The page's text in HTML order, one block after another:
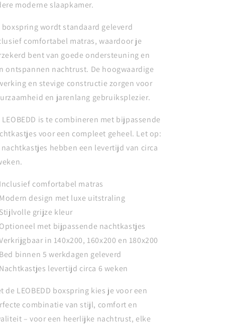
moderne slaapkamer.
boxspring wordt standaard geleverd
comfortabel matras, waardoor je
bent van goede ondersteuning en
ontspannen nachtrust. De hoogwaardige
en stevige constructie zorgen voor
en jarenlang gebruiksplezier.
LEOBEDD is te combineren met bijpassende
voor een compleet geheel. Let op:
nachtkastjes hebben een levertijd van circa
comfortabel matras
design met luxe uitstraling
grijze kleur
met bijpassende nachtkastjes
in 140x200, 160x200 en 180x200
binnen 5 werkdagen geleverd
levertijd circa 6 weken
de LEOBEDD boxspring kies je voor een
combinatie van stijl, comfort en
– voor een heerlijke nachtrust, elke